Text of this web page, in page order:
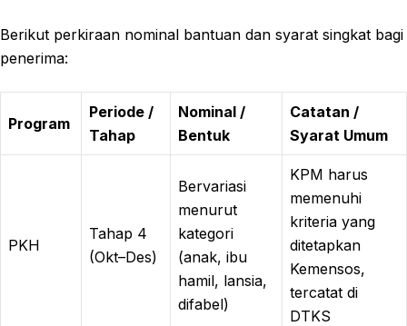
Berikut perkiraan nominal bantuan dan syarat singkat bagi
penerima:
Program
Periode /
Tahap
Nominal /
Bentuk
Catatan /
Syarat Umum
PKH
Tahap 4
(Okt–Des)
Bervariasi
menurut
kategori
(anak, ibu
hamil, lansia,
difabel)
KPM harus
memenuhi
kriteria yang
ditetapkan
Kemensos,
tercatat di
DTKS